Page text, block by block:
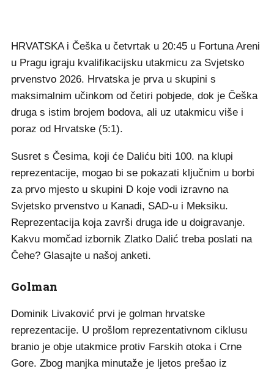
HRVATSKA i Češka u četvrtak u 20:45 u Fortuna Areni
u Pragu igraju kvalifikacijsku utakmicu za Svjetsko
prvenstvo 2026. Hrvatska je prva u skupini s
maksimalnim učinkom od četiri pobjede, dok je Češka
druga s istim brojem bodova, ali uz utakmicu više i
poraz od Hrvatske (5:1).
Susret s Česima, koji će Daliću biti 100. na klupi
reprezentacije, mogao bi se pokazati ključnim u borbi
za prvo mjesto u skupini D koje vodi izravno na
Svjetsko prvenstvo u Kanadi, SAD-u i Meksiku.
Reprezentacija koja završi druga ide u doigravanje.
Kakvu momčad izbornik Zlatko Dalić treba poslati na
Čehe? Glasajte u našoj anketi.
Golman
Dominik Livaković prvi je golman hrvatske
reprezentacije. U prošlom reprezentativnom ciklusu
branio je obje utakmice protiv Farskih otoka i Crne
Gore. Zbog manjka minutaže je ljetos prešao iz